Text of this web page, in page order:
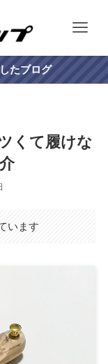
たブログ
くて履けな
います